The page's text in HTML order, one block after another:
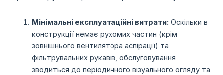
Мінімальні експлуатаційні витрати: Оскільки в
конструкції немає рухомих частин (крім
зовнішнього вентилятора аспірації) та
фільтрувальних рукавів, обслуговування
зводиться до періодичного візуального огляду та